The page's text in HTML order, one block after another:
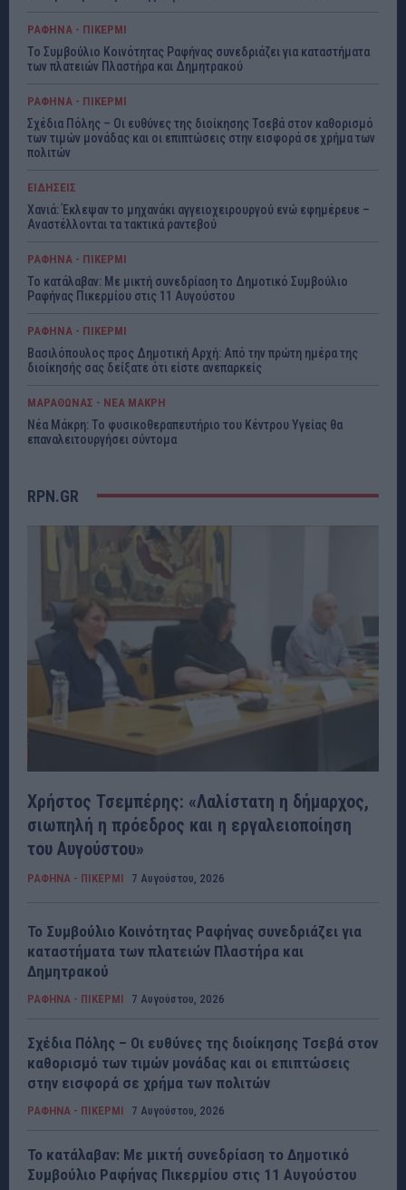
ΡΑΦΗΝΑ - ΠΙΚΕΡΜΙ
Το Συμβούλιο Κοινότητας Ραφήνας συνεδριάζει για καταστήματα
των πλατειών Πλαστήρα και Δημητρακού
ΡΑΦΗΝΑ - ΠΙΚΕΡΜΙ
Σχέδια Πόλης – Οι ευθύνες της διοίκησης Τσεβά στον καθορισμό
των τιμών μονάδας και οι επιπτώσεις στην εισφορά σε χρήμα των
πολιτών
ΕΙΔΗΣΕΙΣ
Χανιά: Έκλεψαν το μηχανάκι αγγειοχειρουργού ενώ εφημέρευε –
Αναστέλλονται τα τακτικά ραντεβού
ΡΑΦΗΝΑ - ΠΙΚΕΡΜΙ
Το κατάλαβαν: Με μικτή συνεδρίαση το Δημοτικό Συμβούλιο
Ραφήνας Πικερμίου στις 11 Αυγούστου
ΡΑΦΗΝΑ - ΠΙΚΕΡΜΙ
Βασιλόπουλος προς Δημοτική Αρχή: Από την πρώτη ημέρα της
διοίκησής σας δείξατε ότι είστε ανεπαρκείς
ΜΑΡΑΘΩΝΑΣ - ΝΕΑ ΜΑΚΡΗ
Νέα Μάκρη: Το φυσικοθεραπευτήριο του Κέντρου Υγείας θα
επαναλειτουργήσει σύντομα
RPN.GR
Χρήστος Τσεμπέρης: «Λαλίστατη η δήμαρχος,
σιωπηλή η πρόεδρος και η εργαλειοποίηση
του Αυγούστου»
ΡΑΦΗΝΑ - ΠΙΚΕΡΜΙ 7 Αυγούστου, 2026
Το Συμβούλιο Κοινότητας Ραφήνας συνεδριάζει για
καταστήματα των πλατειών Πλαστήρα και
Δημητρακού
ΡΑΦΗΝΑ - ΠΙΚΕΡΜΙ 7 Αυγούστου, 2026
Σχέδια Πόλης – Οι ευθύνες της διοίκησης Τσεβά στον
καθορισμό των τιμών μονάδας και οι επιπτώσεις
στην εισφορά σε χρήμα των πολιτών
ΡΑΦΗΝΑ - ΠΙΚΕΡΜΙ 7 Αυγούστου, 2026
Το κατάλαβαν: Με μικτή συνεδρίαση το Δημοτικό
Συμβούλιο Ραφήνας Πικερμίου στις 11 Αυγούστου